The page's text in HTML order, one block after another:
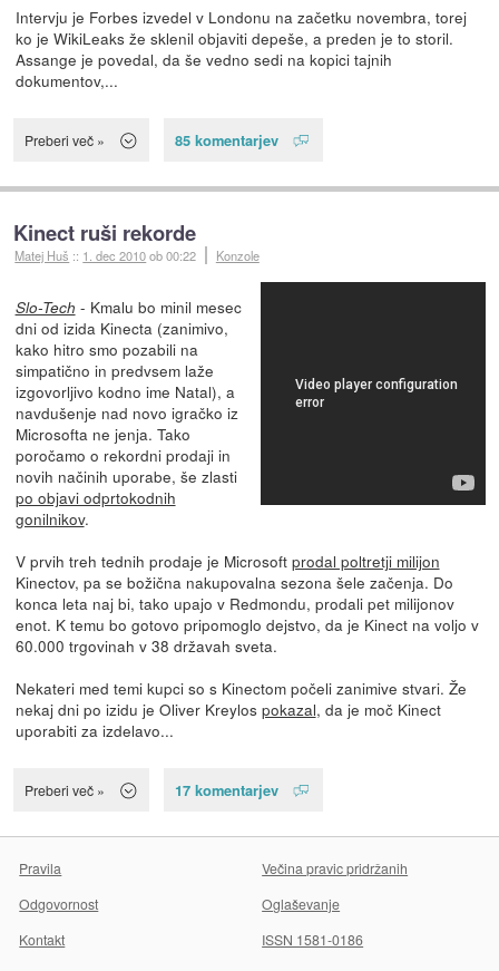
Intervju je Forbes izvedel v Londonu na začetku novembra, torej
ko je WikiLeaks že sklenil objaviti depeše, a preden je to storil.
Assange je povedal, da še vedno sedi na kopici tajnih
dokumentov,...
Preberi več » 85 komentarjev
Kinect ruši rekorde
Matej Huš :: 1. dec 2010ob 00:22 Konzole
Slo-Tech - Kmalu bo minil mesec
dni od izida Kinecta (zanimivo,
kako hitro smo pozabili na
simpatično in predvsem laže
izgovorljivo kodno ime Natal), a
navdušenje nad novo igračko iz
Microsofta ne jenja. Tako
poročamo o rekordni prodaji in
novih načinih uporabe, še zlasti
po objavi odprtokodnih
gonilnikov.
V prvih treh tednih prodaje je Microsoft prodal poltretji milijon
Kinectov, pa se božična nakupovalna sezona šele začenja. Do
konca leta naj bi, tako upajo v Redmondu, prodali pet milijonov
enot. K temu bo gotovo pripomoglo dejstvo, da je Kinect na voljo v
60.000 trgovinah v 38 državah sveta.
Nekateri med temi kupci so s Kinectom počeli zanimive stvari. Že
nekaj dni po izidu je Oliver Kreylos pokazal, da je moč Kinect
uporabiti za izdelavo...
Preberi več » 17 komentarjev
Pravila
Večina pravic pridržanih
Odgovornost
Oglaševanje
Kontakt
ISSN 1581-0186